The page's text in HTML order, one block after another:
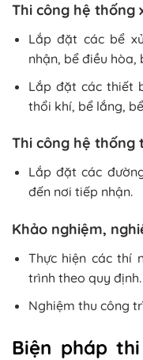
Thi công hệ thống
Lắp đặt các bể
nhận, bể điều hòa,
Lắp đặt các thiết
thổi khí, bể lắng,
Thi công hệ thống
Lắp đặt các
đến nơi tiếp nhận.
Khảo nghiệm,
Thực hiện các thí
trình theo quy định.
Nghiệm thu công
Biện pháp